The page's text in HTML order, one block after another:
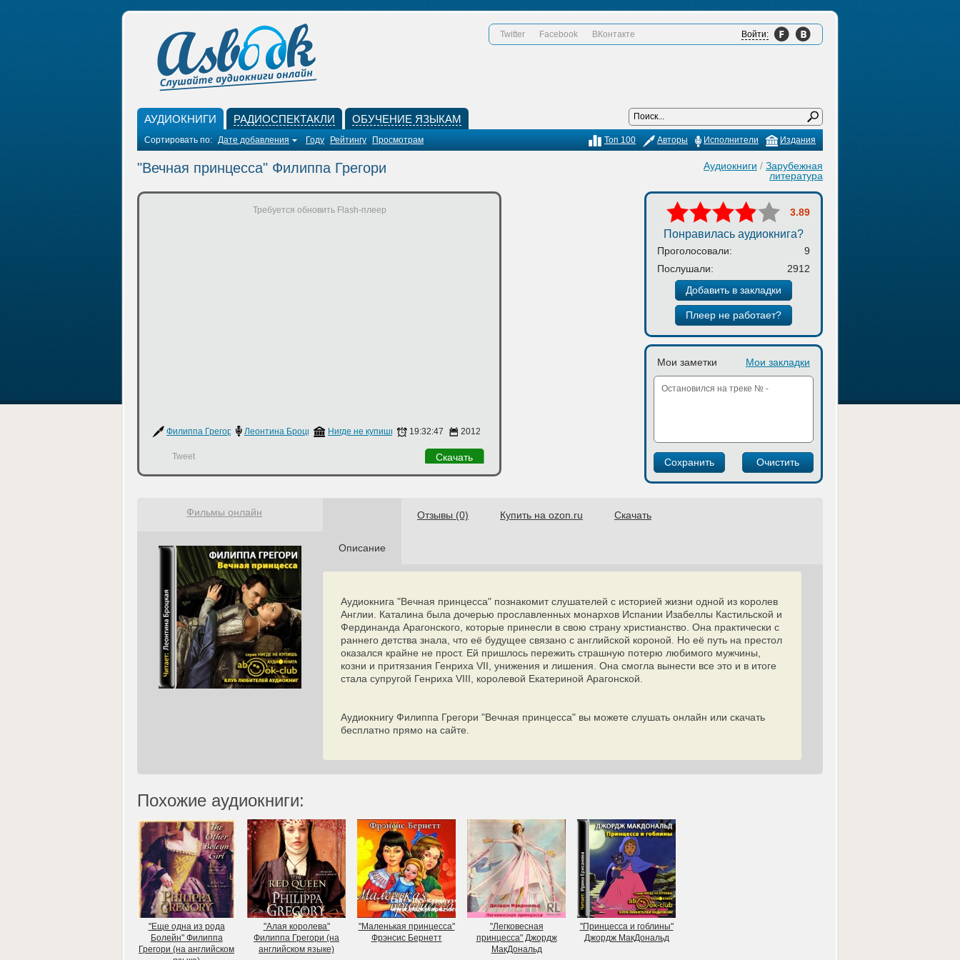
Twitter Facebook ВКонтакте Войти:
АУДИОКНИГИ РАДИОСПЕКТАКЛИ ОБУЧЕНИЕ ЯЗЫКАМ
Сортировать по: Дате добавления Году Рейтингу Просмотрам Издания
Исполнители
Авторы
Топ 100
Аудиокниги / Зарубежная
литература
"Вечная принцесса" Филиппа Грегори
Требуется обновить Flash-плеер
Филиппа Грегори Леонтина Броцкая Нигде не купишь 19:32:47 2012
Tweet Скачать
3.89
Понравилась аудиокнига?
Проголосовали:
9
Послушали:
2912
Добавить в закладки
Плеер не работает?
Мои заметки Мои закладки
Описание
Отзывы (0) Купить на ozon.ru Скачать
Аудиокнига "Вечная принцесса" познакомит слушателей с историей жизни одной из королев
Англии. Каталина была дочерью прославленных монархов Испании Изабеллы Кастильской и
Фердинанда Арагонского, которые принесли в свою страну христианство. Она практически с
раннего детства знала, что её будущее связано с английской короной. Но её путь на престол
оказался крайне не прост. Ей пришлось пережить страшную потерю любимого мужчины,
козни и притязания Генриха VII, унижения и лишения. Она смогла вынести все это и в итоге
стала супругой Генриха VIII, королевой Екатериной Арагонской.
Аудиокнигу Филиппа Грегори "Вечная принцесса" вы можете слушать онлайн или скачать
бесплатно прямо на сайте.
Фильмы онлайн
Похожие аудиокниги:
"Еще одна из рода
Болейн" Филиппа
Грегори (на английском
"Алая королева"
Филиппа Грегори (на
английском языке)
"Маленькая принцесса"
Фрэнсис Бернетт
"Легковесная
принцесса" Джордж
МакДональд
"Принцесса и гоблины"
Джордж МакДональд